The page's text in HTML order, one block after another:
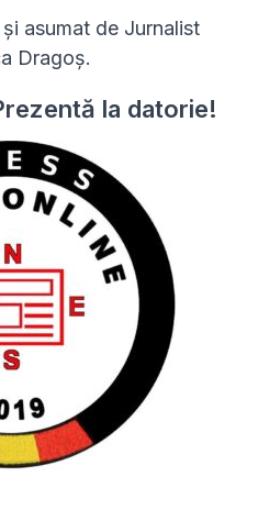
asumat de Jurnalist
Dragoș.
la datorie!